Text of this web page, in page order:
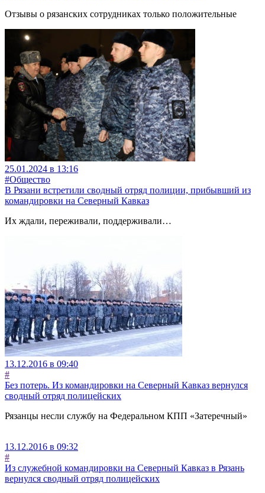
Отзывы о рязанских сотрудниках только положительные
25.01.2024 в 13:16
#Общество
В Рязани встретили сводный отряд полиции, прибывший из
командировки на Северный Кавказ
Их ждали, переживали, поддерживали…
13.12.2016 в 09:40
#
Без потерь. Из командировки на Северный Кавказ вернулся
сводный отряд полицейских
Рязанцы несли службу на Федеральном КПП «Затеречный»
13.12.2016 в 09:32
#
Из служебной командировки на Северный Кавказ в Рязань
вернулся сводный отряд полицейских